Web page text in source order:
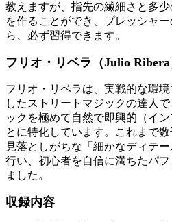
教えますが、指先の繊細さと多
を作ることができ、プレッシャ
ら、必ず習得できます。
フリオ・リベラ（Julio
フリオ・リベラは、実戦的な環
したストリートマジックの達人
ックを極めて自然で即興的（イ
とに特化しています。これまで
見落としがちな「細かなディテ
行い、初心者を自信に満ちたパ
ました。
収録内容